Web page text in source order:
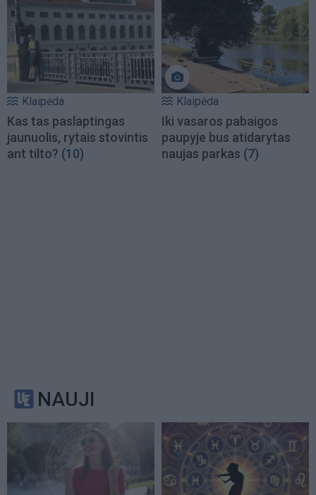
Klaipėda
Kas tas paslaptingas
jaunuolis, rytais stovintis
ant tilto? (10)
Klaipėda
Iki vasaros pabaigos
paupyje bus atidarytas
naujas parkas (7)
NAUJI